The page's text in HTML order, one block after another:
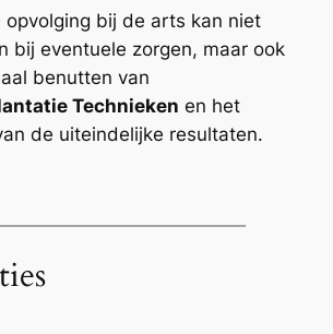
opvolging bij de arts kan niet
bij eventuele zorgen, maar ook
benutten van
Technieken en het
de uiteindelijke resultaten.